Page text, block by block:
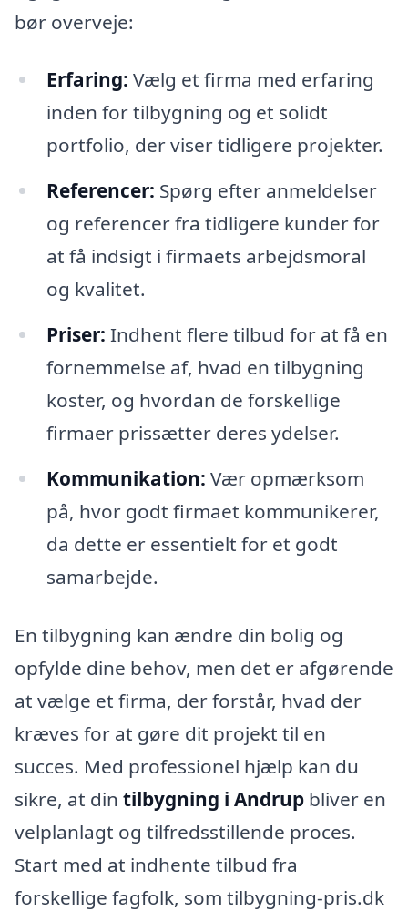
bør overveje:
Erfaring: Vælg et firma med erfaring
inden for tilbygning og et solidt
portfolio, der viser tidligere projekter.
Referencer: Spørg efter anmeldelser
og referencer fra tidligere kunder for
at få indsigt i firmaets arbejdsmoral
og kvalitet.
Priser: Indhent flere tilbud for at få en
fornemmelse af, hvad en tilbygning
koster, og hvordan de forskellige
firmaer prissætter deres ydelser.
Kommunikation: Vær opmærksom
på, hvor godt firmaet kommunikerer,
da dette er essentielt for et godt
samarbejde.
En tilbygning kan ændre din bolig og
opfylde dine behov, men det er afgørende
at vælge et firma, der forstår, hvad der
kræves for at gøre dit projekt til en
succes. Med professionel hjælp kan du
sikre, at din tilbygning i Andrup bliver en
velplanlagt og tilfredsstillende proces.
Start med at indhente tilbud fra
forskellige fagfolk, som tilbygning-pris.dk